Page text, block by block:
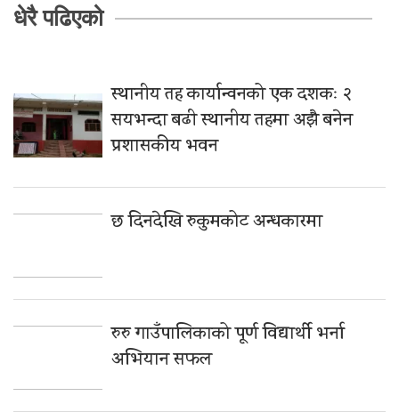
धेरै पढिएको
स्थानीय तह कार्यान्वनको एक दशकः २
सयभन्दा बढी स्थानीय तहमा अझै बनेन
प्रशासकीय भवन
छ दिनदेखि रुकुमकोट अन्धकारमा
रुरु गाउँपालिकाको पूर्ण विद्यार्थी भर्ना
अभियान सफल